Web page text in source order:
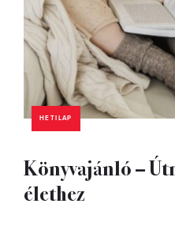
HETILAP
Könyvajánló –
élethez